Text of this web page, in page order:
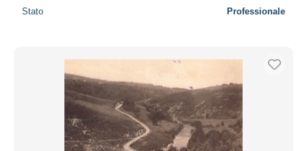
Stato Professionale